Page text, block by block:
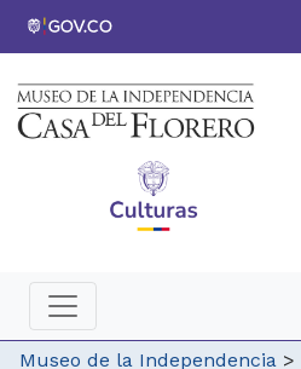
Museo de la Independencia >